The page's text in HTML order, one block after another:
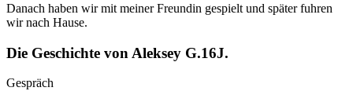
Danach haben wir mit meiner Freundin gespielt und später fuhren
wir nach Hause.
Die Geschichte von Aleksey G.16J.
Gespräch